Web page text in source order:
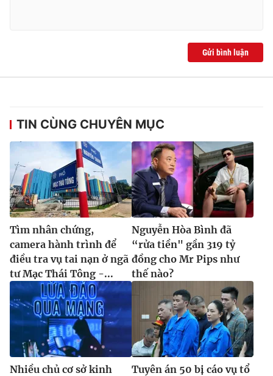
Gửi bình luận
TIN CÙNG CHUYÊN MỤC
Tìm nhân chứng,
camera hành trình để
điều tra vụ tai nạn ở ngã
tư Mạc Thái Tông -...
Nguyễn Hòa Bình đã
“rửa tiền" gần 319 tỷ
đồng cho Mr Pips như
thế nào?
Nhiều chủ cơ sở kinh
Tuyên án 50 bị cáo vụ tổ